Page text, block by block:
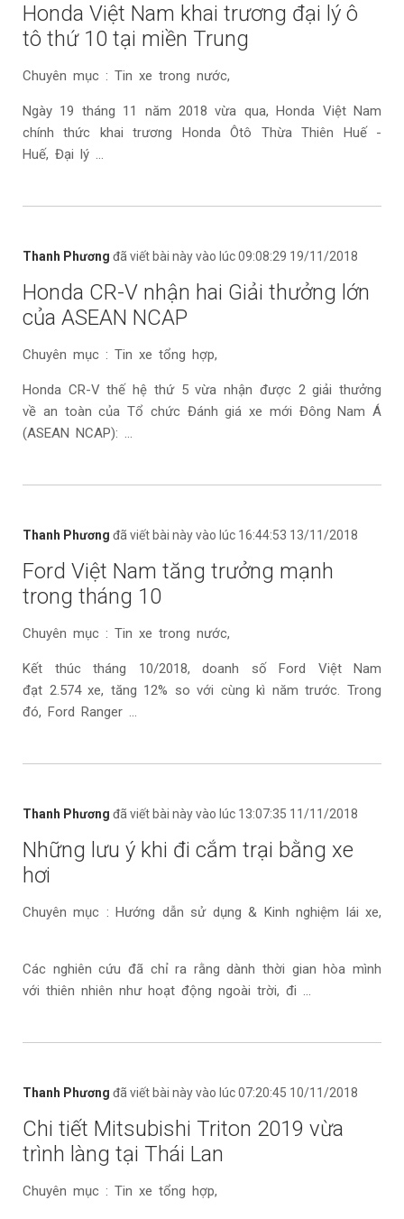
Honda Việt Nam khai trương đại lý ô
tô thứ 10 tại miền Trung
Chuyên mục : Tin xe trong nước,
Ngày 19 tháng 11 năm 2018 vừa qua, Honda Việt Nam
chính thức khai trương Honda Ôtô Thừa Thiên Huế -
Huế, Đại lý ...
Thanh Phương đã viết bài này vào lúc 09:08:29 19/11/2018
Honda CR-V nhận hai Giải thưởng lớn
của ASEAN NCAP
Chuyên mục : Tin xe tổng hợp,
Honda CR-V thế hệ thứ 5 vừa nhận được 2 giải thưởng
về an toàn của Tổ chức Đánh giá xe mới Đông Nam Á
(ASEAN NCAP): ...
Thanh Phương đã viết bài này vào lúc 16:44:53 13/11/2018
Ford Việt Nam tăng trưởng mạnh
trong tháng 10
Chuyên mục : Tin xe trong nước,
Kết thúc tháng 10/2018, doanh số Ford Việt Nam
đạt 2.574 xe, tăng 12% so với cùng kì năm trước. Trong
đó, Ford Ranger ...
Thanh Phương đã viết bài này vào lúc 13:07:35 11/11/2018
Những lưu ý khi đi cắm trại bằng xe
hơi
Chuyên mục : Hướng dẫn sử dụng & Kinh nghiệm lái xe,
Các nghiên cứu đã chỉ ra rằng dành thời gian hòa mình
với thiên nhiên như hoạt động ngoài trời, đi ...
Thanh Phương đã viết bài này vào lúc 07:20:45 10/11/2018
Chi tiết Mitsubishi Triton 2019 vừa
trình làng tại Thái Lan
Chuyên mục : Tin xe tổng hợp,